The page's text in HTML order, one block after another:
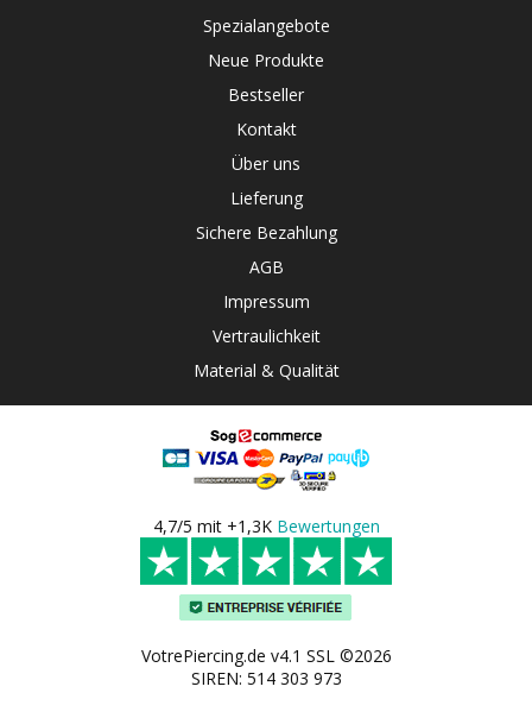
Spezialangebote
Neue Produkte
Bestseller
Kontakt
Über uns
Lieferung
Sichere Bezahlung
AGB
Impressum
Vertraulichkeit
Material & Qualität
4,7/5 mit +1,3K Bewertungen
VotrePiercing.de v4.1 SSL ©2026
SIREN: 514 303 973